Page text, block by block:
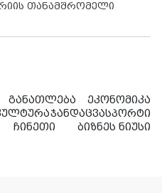
თანამშრომელი
განათლება
ეკონომიკა
ჯანდაცვასპორტი
ჩინეთი ბიზნეს ნიუსი